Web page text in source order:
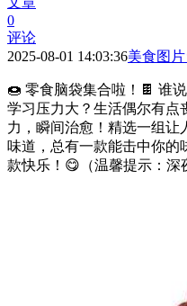
0
评论
2025-08-01 14:03:36美食图片
🍩 零食脑袋集合啦！🍫 谁
学习压力大？生活偶尔有点
力，瞬间治愈！精选一组让
味道，总有一款能击中你的
款快乐！😋（温馨提示：深